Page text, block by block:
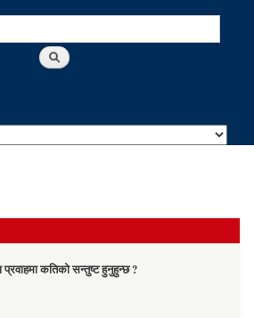
प्रवाहमा कतिको सन्तुष्ट हुनुहुन्छ ?